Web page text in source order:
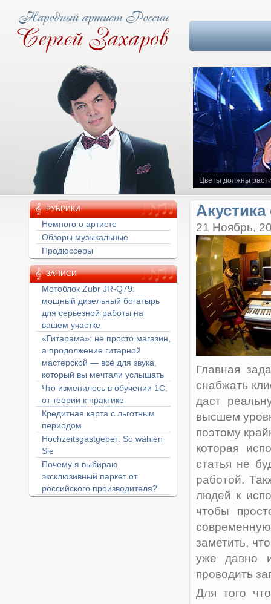
Цветы должны
РУБРИКИ
Немного о артисте
Обзоры музыкальные
Продюссеры
ЗАПИСИ
Мотоблок Zubr JR-Q79:
мощный дизельный богатырь
для серьезной работы на
вашем участке
«Гитарама»: не просто магазин,
а продолжение гитарной
мастерской — всё для звука,
который вы мечтали услышать
Что изменилось в обучении 1С:
от теории к практике
Кредитная карта с льготным
периодом
Hochzeitsgastgeber: So wählen
Sie
Почему я выбираю
эксклюзивный паркет от
российского производителя?
21 Ноябрь,
Главная
снабжать
даст
высшем
поэтому
которая
статья не
работой.
людей к
чтобы
заметить,
уже давно
проводить
Для того